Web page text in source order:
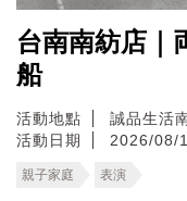
台南南紡店｜
船
活動地點
誠品生活
活動日期
2026/08/
親子家庭 表演